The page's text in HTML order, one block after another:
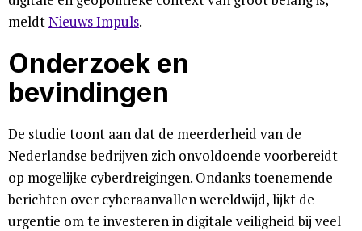
meldtNieuws Impuls.
Onderzoek en
bevindingen
De studie toont aan dat de meerderheid van de
Nederlandse bedrijven zich onvoldoende voorbereidt
op mogelijke cyberdreigingen. Ondanks toenemende
berichten over cyberaanvallen wereldwijd, lijkt de
urgentie om te investeren in digitale veiligheid bij veel